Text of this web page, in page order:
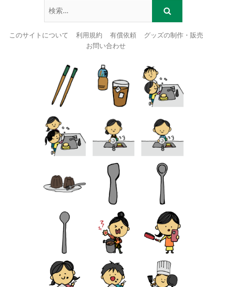
このサイトについて 利用規約 有償依頼
グッズの制作・販売
お問い合わせ
content